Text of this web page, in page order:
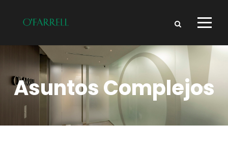
Asuntos Complejos